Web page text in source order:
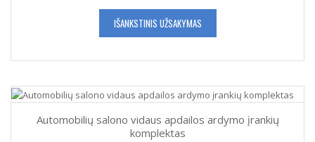
IŠANKSTINIS UŽSAKYMAS
Automobilių salono vidaus apdailos ardymo įrankių
komplektas